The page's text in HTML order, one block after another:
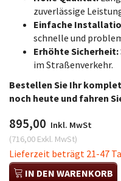
zuverlässige
Einfache
schnelle und
Erhöhte Sicherheit:
im Straßenverkehr.
Bestellen Sie Ihr
noch heute und fahren
895,00 Inkl. MwSt
(716,00 Exkl. MwSt)
Lieferzeit beträgt 21-47
IN DEN WARENKORB